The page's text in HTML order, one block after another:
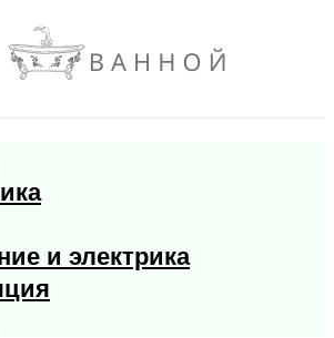
и электрика